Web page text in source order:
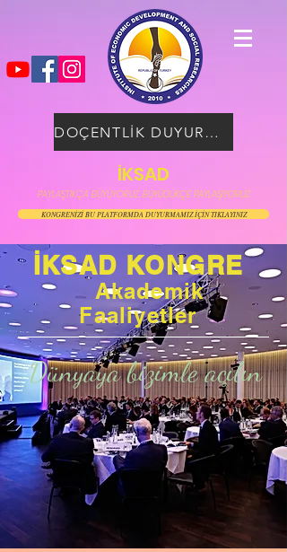
DOÇENTLİK DUYURUSU
İKSAD
PAYLAŞTIKÇA BÜYÜYORUZ, BÜYÜDÜKÇE PAYLAŞIYORUZ
KONGRENİZİ BU PLATFORMDA DUYURMAMIZ İÇİN TIKLAYINIZ
İKSAD KONGRE
Akademik
Faaliyetler
Dünyaya bizimle açılın